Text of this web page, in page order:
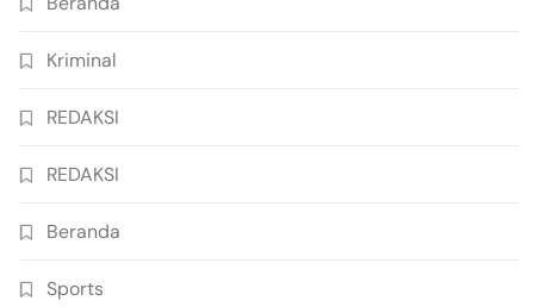
Kriminal
REDAKSI
REDAKSI
Beranda
Sports